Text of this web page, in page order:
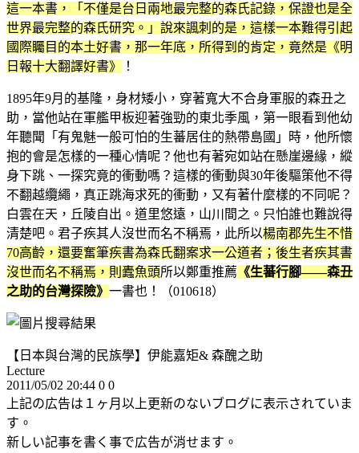
這一本書，「不僅是台日兩地最完整的森氏記錄，保證也是全
世界最完整的森氏研究。」說來諷刺的是，這樣一本難得引起
國際矚目的本土好書，那一年底，所得到的肯定，竟然是《明
日報十大翻譯好書》
！
1895年9月的基隆，身材矮小，穿著寬大不合身軍服的森丑之
助，當他站在軍艦甲板迎著強勁的東北季風，第一眼看到他幼
年聽聞「有鬼魅一般可怕的生蕃居住的熱帶島國」時，他所懷
抱的會是怎樣的一種心情呢？他也有著宛如站在懸崖邊緣，縱
身下跳、一探究竟的衝動嗎？這樣的衝動與30年後驅策他不得
不翻越纜繩，真正跳海求死的衝動，又有著什麼樣的不同呢？
白雲在天，丘陵自出。道里悠遠，山川間之。只怕誰也難說得
清楚吧。君子疾其人沒世而名不稱焉，此所以楊南郡先生不惜
70高齡，還要奮筆疾書為森氏翻案求一公道者；後生者疾其書
沒世而名不稱焉，則蠹魚頭所以鄭重推薦 《生蕃行腳——森丑
之助的台灣探險》 一書也！（010618）
【日本與台灣的民族學】伊能嘉矩& 森醜之助
Lecture
2011/05/02 20:44 0 0
上記の広告は１ヶ月以上更新のないブログに表示されていま
す。
新しい記事を書く事で広告が消せます。